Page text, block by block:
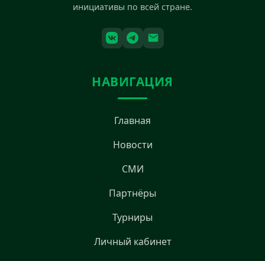
инициативы по всей стране.
НАВИГАЦИЯ
Главная
Новости
СМИ
Партнёры
Турниры
Личный кабинет